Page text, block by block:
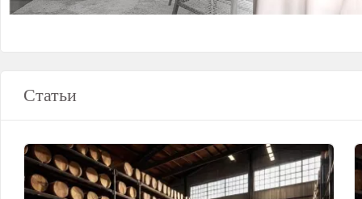
Статьи